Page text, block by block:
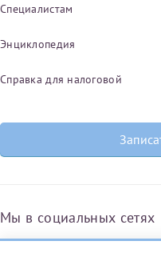
Специалистам
Энциклопедия
Справка для налоговой
Мы в социальных сетях